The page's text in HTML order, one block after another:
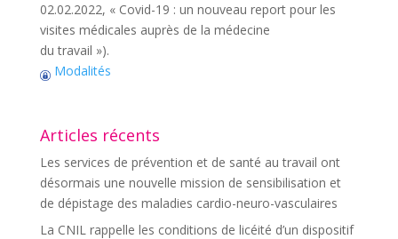
02.02.2022, « Covid-19 : un nouveau report pour les
visites médicales auprès de la médecine
du travail »).
Modalités
Articles récents
Les services de prévention et de santé au travail ont
désormais une nouvelle mission de sensibilisation et
de dépistage des maladies cardio-neuro-vasculaires
La CNIL rappelle les conditions de licéité d’un dispositif